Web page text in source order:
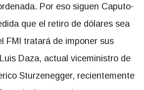
Por eso siguen Caputo-
que el retiro de dólares sea
FMI tratará de imponer sus
Daza, actual viceministro de
Sturzenegger, recientemente